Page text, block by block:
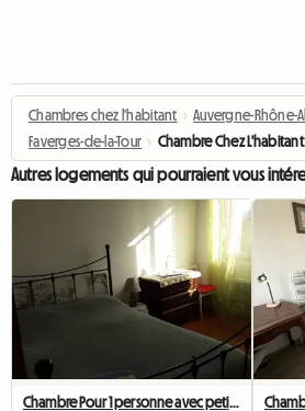
Chambres chez l'habitant › Auvergne-Rhône-
Faverges-de-la-Tour › Chambre Chez L'habitant
Autres logements qui pourraient vous
Chambre Pour 1 personne avec petit déjeuner inclus